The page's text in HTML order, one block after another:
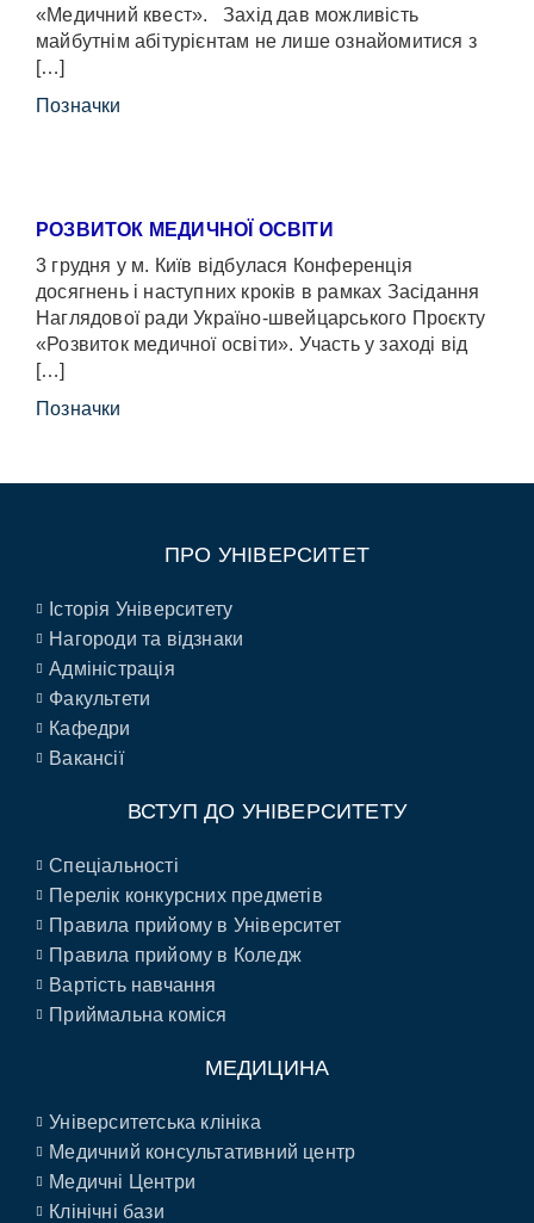
«Медичний квест». Захід дав можливість
майбутнім абітурієнтам не лише ознайомитися з
[…]
Позначки
РОЗВИТОК МЕДИЧНОЇ ОСВІТИ
3 грудня у м. Київ відбулася Конференція
досягнень і наступних кроків в рамках Засідання
Наглядової ради Україно-швейцарського Проєкту
«Розвиток медичної освіти». Участь у заході від
[…]
Позначки
ПРО УНІВЕРСИТЕТ
Історія Університету
Нагороди та відзнаки
Адміністрація
Факультети
Кафедри
Вакансії
ВСТУП ДО УНІВЕРСИТЕТУ
Спеціальності
Перелік конкурсних предметів
Правила прийому в Університет
Правила прийому в Коледж
Вартість навчання
Приймальна коміся
МЕДИЦИНА
Університетська клініка
Медичний консультативний центр
Медичні Центри
Клінічні бази